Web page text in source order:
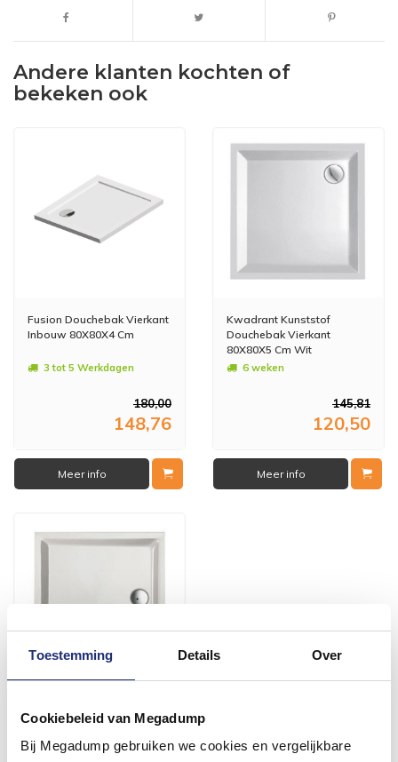
Toestemming Details Over
Cookiebeleid van Megadump
Bij Megadump gebruiken we cookies en vergelijkbare
Andere klanten kochten of
bekeken ook
Fusion Douchebak Vierkant
Inbouw 80X80X4 Cm
3 tot 5 Werkdagen
180,00
148,76
Meer info
Kwadrant Kunststof
Douchebak Vierkant
80X80X5 Cm Wit
6 weken
145,81
120,50
Meer info
Vierkant 100X100X4 Cm
Vóór 14:00 besteld,